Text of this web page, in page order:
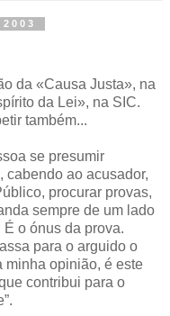
da «Causa Justa», na
da Lei», na SIC.
também...
se presumir
cabendo ao acusador,
procurar provas,
sempre de um lado
o ónus da prova.
para o arguido o
minha opinião, é este
contribui para o